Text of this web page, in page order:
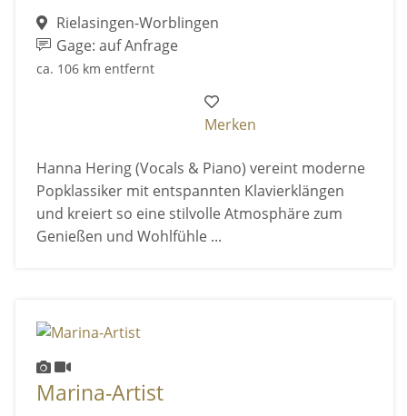
Rielasingen-Worblingen
Gage: auf Anfrage
ca. 106 km entfernt
Merken
Hanna Hering (Vocals & Piano) vereint moderne
Popklassiker mit entspannten Klavierklängen
und kreiert so eine stilvolle Atmosphäre zum
Genießen und Wohlfühle ...
Marina-Artist